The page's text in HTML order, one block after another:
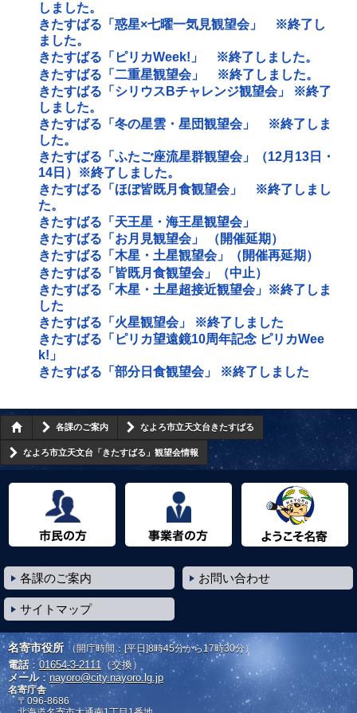
しました。
きたすばる「惑星×七曜一気見観望会」 ※終了し
ました。
きたすばる「ピリカWeek!」 ※終了しました。
きたすばる「二重星観望会」 ※終了しました。
きたすばる「シリウスBチャレンジ観望会」 ※終了
しました。
きたすばる「冬の星雲・星団観望会」 ※終了しま
した。
きたすばる「ふたご座流星群観望会」（12月13日・
14日）※終了しました。
きたすばる「ほぼ皆既月食観望会」 ※終了しまし
た。
きたすばる「天王星・海王星観望会」
きたすばる「お月見観望会」 （開催延期）
きたすばる「木星・土星観望会」（開催再延期）
きたすばる「皆既月食観望会」（中止）
きたすばる「木星・土星超接近観望会」※終了しま
した
きたすばる「火星観望会」 ※終了しました
きたすばる「ピリカ望遠鏡10周年記念 ピリカWee
k!」
きたすばる「部分日食観望会」 ※終了しました
各課のご案内 なよろ市立天文台きたすばる
なよろ市立天文台「きたすばる」観望会情報
各課のご案内 お問い合わせ
サイトマップ
名寄市役所 （開庁時間：[平日]8時45分から17時30分）
電話： 01654-3-2111（交換）
メール：nayoro@city.nayoro.lg.jp
名寄庁舎
〒096-8686